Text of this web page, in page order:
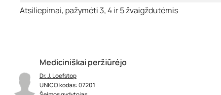
Mediciniškai peržiūrėjo
Dr. J. Loefstop
UNICO kodas: 07201
Atsiliepimai, pažymėti 3, 4 ir 5 žvaigždutėmis